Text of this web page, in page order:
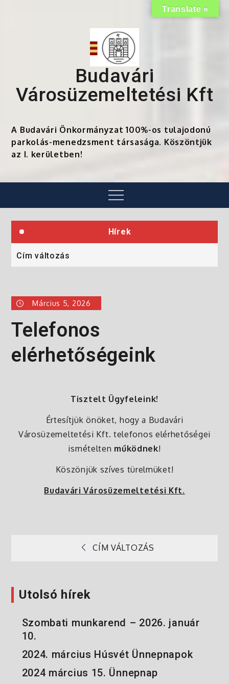
Budavári
Városüzemeltetési Kft
A Budavári Önkormányzat 100%-os tulajodonú
parkolás-menedzsment társasága. Köszöntjük
az I. kerületben!
Menu
Hírek
Cím változás
Március 5, 2026
Telefonos
elérhetőségeink
Tisztelt Ügyfeleink!
Értesítjük önöket, hogy a Budavári
Városüzemeltetési Kft. telefonos elérhetőségei
ismételten működnek!
Köszönjük szíves türelmüket!
Budavári Városüzemeltetési Kft.
navigáció
CÍM VÁLTOZÁS
Utolsó hírek
Szombati munkarend – 2026. január
10.
2024. március Húsvét Ünnepnapok
2024 március 15. Ünnepnap
Translate »